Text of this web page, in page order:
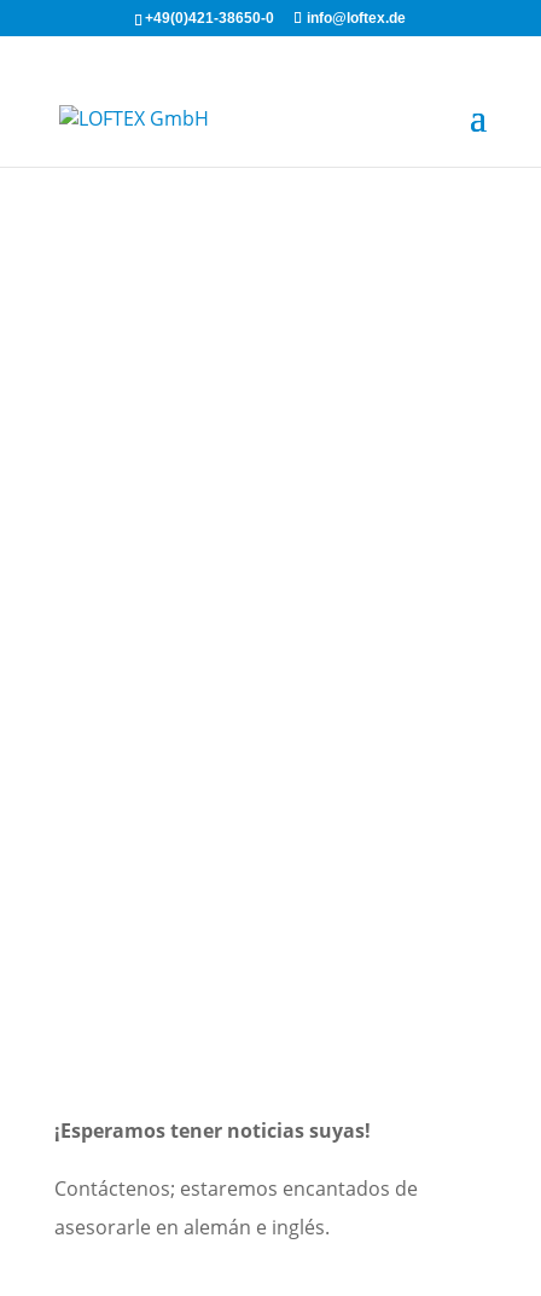
+49(0)421-38650-0 info@loftex.de
¡Esperamos tener noticias suyas!
Contáctenos; estaremos encantados de
asesorarle en alemán e inglés.